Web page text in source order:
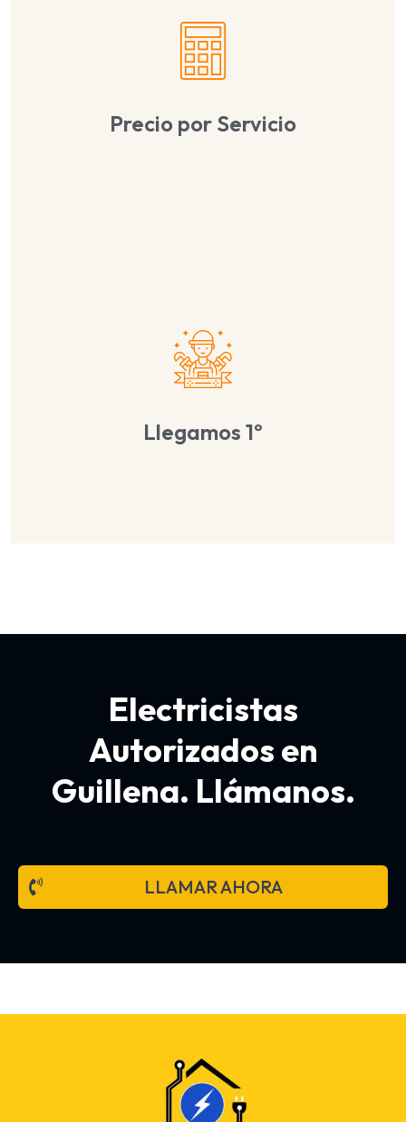
Precio por Servicio
Llegamos 1º
Electricistas
Autorizados en
Guillena. Llámanos.
LLAMAR AHORA